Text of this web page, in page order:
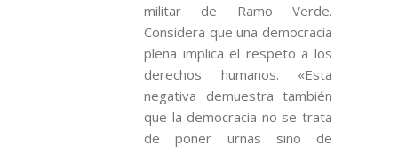
militar de Ramo Verde.
Considera que una democracia
plena implica el respeto a los
derechos humanos. «Esta
negativa demuestra también
que la democracia no se trata
de poner urnas sino de